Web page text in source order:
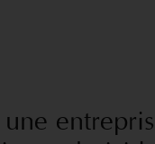
une